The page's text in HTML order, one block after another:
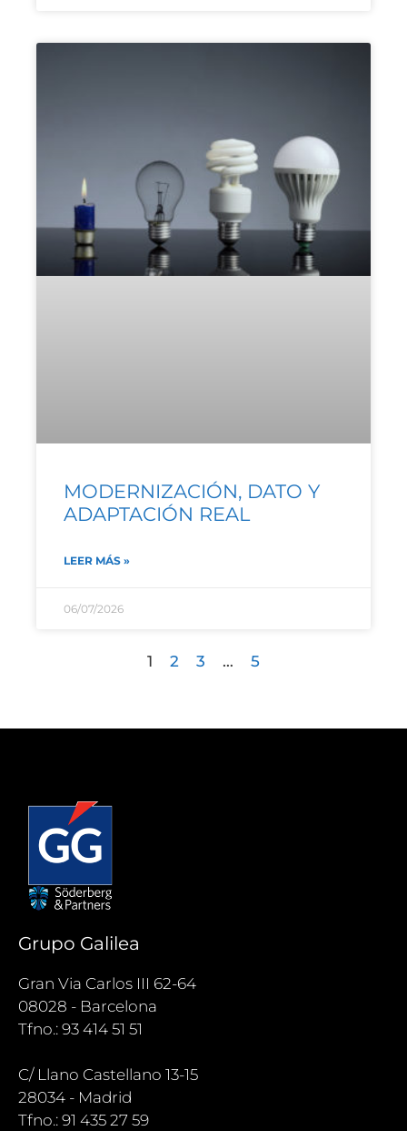
MODERNIZACIÓN, DATO Y
ADAPTACIÓN REAL
LEER MÁS »
06/07/2026
1 2 3 … 5
Grupo Galilea
Gran Via Carlos III 62-64
08028 - Barcelona
Tfno.: 93 414 51 51
C/ Llano Castellano 13-15
28034 - Madrid
Tfno.: 91 435 27 59